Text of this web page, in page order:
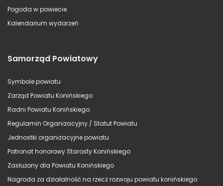
Pogoda w powiecie
Kalendarium wydarzeń
Samorząd Powiatowy
Symbole powiatu
Zarząd Powiatu Konińskiego
Radni Powiatu Konińskiego
Regulamin Organizacyjny / Statut Powiatu
Jednostki organizacyjne powiatu
Patronat honorowy Starosty Konińskiego
Zasłużony dla Powiatu Konińskiego
Nagroda za działalność na rzecz rozwoju powiatu konińskiego